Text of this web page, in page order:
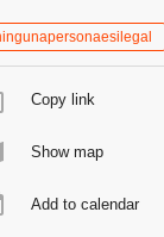
Copy link
Show map
Add to calendar